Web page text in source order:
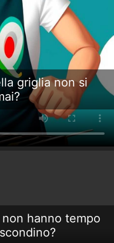
griglia non si
hanno tempo